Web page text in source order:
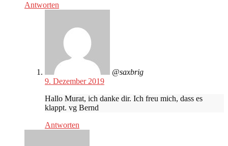
Antworten
@saxbrig
9. Dezember 2019
Hallo Murat, ich danke dir. Ich freu mich, dass es
klappt. vg Bernd
Antworten